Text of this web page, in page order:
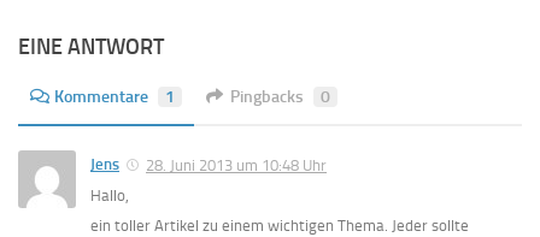
EINE ANTWORT
Kommentare 1 Pingbacks 0
Jens
28. Juni 2013 um 10:48 Uhr
Hallo,
ein toller Artikel zu einem wichtigen Thema. Jeder sollte